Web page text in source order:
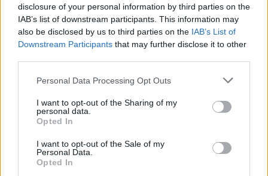
disclosure of your personal information by third parties on the
IAB’s list of downstream participants. This information may
also be disclosed by us to third parties on the IAB’s List of
Downstream Participants that may further disclose it to other
Personal Data Processing Opt Outs
I want to opt-out of the Sharing of my
personal data.
Opted In
I want to opt-out of the Sale of my
Personal Data.
Opted In
TAGS:
ΜΑΡΙΝΕΛΛΑ
Ακολουθήστε τις ειδήσεις του